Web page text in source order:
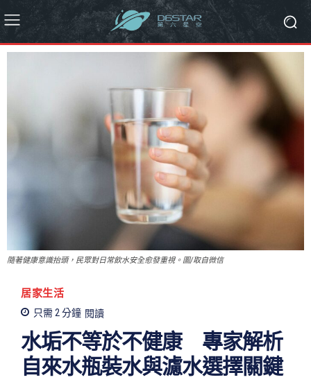
隨著健康意識抬頭，民眾對日常飲水安全愈發重視。圖/取自微信
居家生活
只需 2分鐘 閱讀
水垢不等於不健康 專家解析
自來水瓶裝水與濾水選擇關鍵